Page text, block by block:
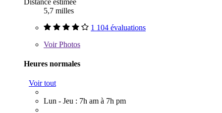
5,7 milles
1 104 évaluations
VoirPhotos
Heures normales
Voir tout
Lun - Jeu : 7h am à 7h pm